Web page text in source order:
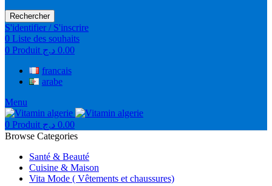
Rechercher
S'identifier / S'inscrire
0 Liste des souhaits
0 Produit 0.00 د.ج
francais
arabe
Menu
0 Produit 0.00 د.ج
Browse Categories
Santé & Beauté
Cuisine & Maison
Vita Mode ( Vêtements et chaussures)